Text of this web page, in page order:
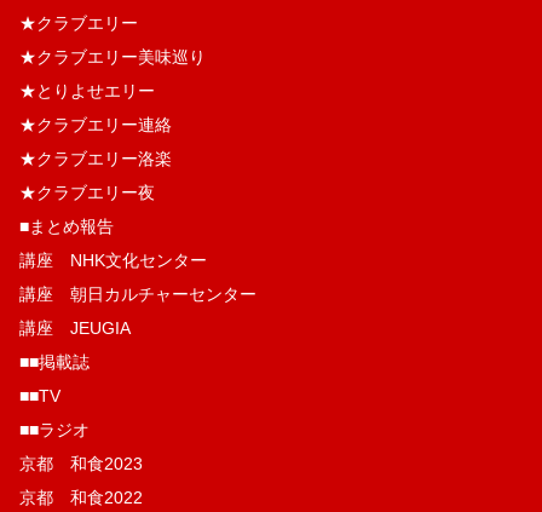
★クラブエリー
★クラブエリー美味巡り
★とりよせエリー
★クラブエリー連絡
★クラブエリー洛楽
★クラブエリー夜
■まとめ報告
講座 NHK文化センター
講座 朝日カルチャーセンター
講座 JEUGIA
■■掲載誌
■■TV
■■ラジオ
京都 和食2023
京都 和食2022